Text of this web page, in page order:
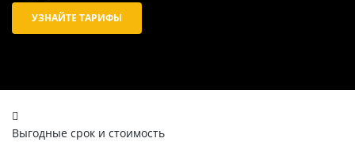
УЗНАЙТЕ ТАРИФЫ
Выгодные срок и стоимость